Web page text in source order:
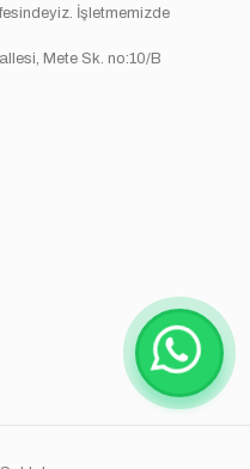
İşletmemizde
Mete Sk. no:10/B